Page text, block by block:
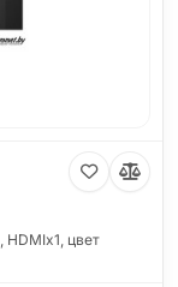
HDMIx1, цвет